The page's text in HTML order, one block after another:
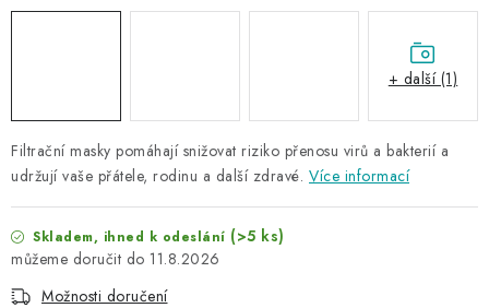
Podmínky ochrany osobních údajů
Filtrační masky pomáhají snižovat riziko přenosu virů a bakterií a
udržují vaše přátele, rodinu a další zdravé. Více informací
Skladem, ihned k odeslání (>5 ks)
11.8.2026
Možnosti doručení
+ další (1)